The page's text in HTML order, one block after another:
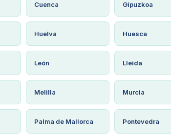
Cuenca Gipuzkoa
Huelva Huesca
León Lleida
Melilla Murcia
Palma de Mallorca Pontevedra